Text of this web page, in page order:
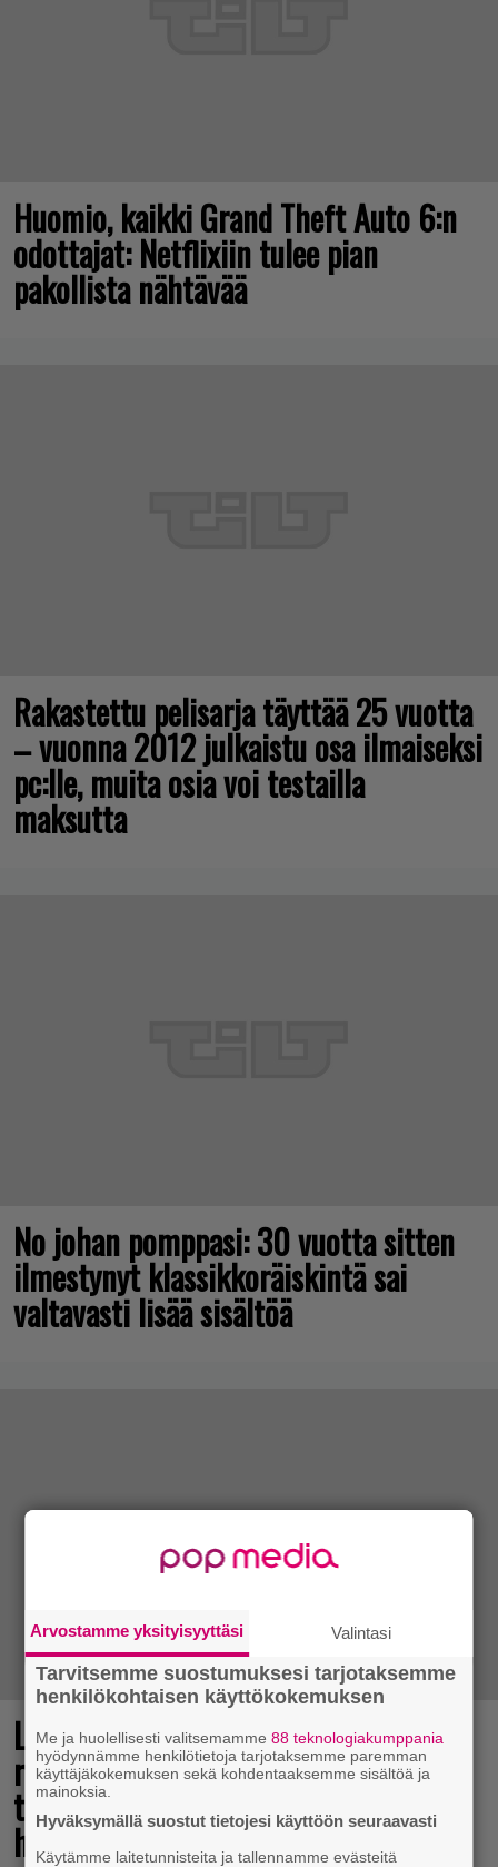
Huomio, kaikki Grand Theft Auto 6:n
odottajat: Netflixiin tulee pian
pakollista nähtävää
Rakastettu pelisarja täyttää 25 vuotta
– vuonna 2012 julkaistu osa ilmaiseksi
pc:lle, muita osia voi testailla
maksutta
No johan pomppasi: 30 vuotta sitten
ilmestynyt klassikkoräiskintä sai
valtavasti lisää sisältöä
Legendaarinen Ghost Recon -
räiskintäsarja jatkuu – sisäpiirin
testaajia seuraavalle pelille
haeskellaan jo
Arvostamme yksityisyyttäsi Valintasi
Tarvitsemme suostumuksesi tarjotaksemme
henkilökohtaisen käyttökokemuksen
Me ja huolellisesti valitsemamme88 teknologiakumppania
hyödynnämme henkilötietoja tarjotaksemme paremman
käyttäjäkokemuksen sekä kohdentaaksemme sisältöä ja
mainoksia.
Hyväksymällä suostut tietojesi käyttöön seuraavasti
Käytämme laitetunnisteita ja tallennamme evästeitä